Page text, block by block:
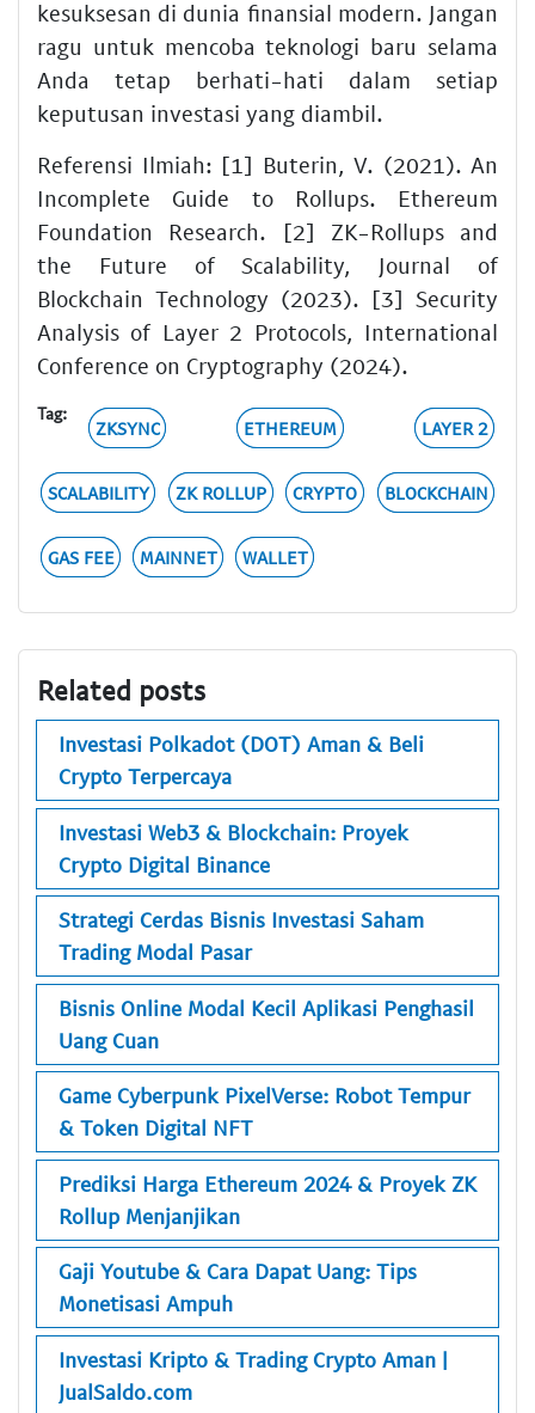
kesuksesan di dunia finansial modern. Jangan
ragu untuk mencoba teknologi baru selama
Anda tetap berhati-hati dalam setiap
keputusan investasi yang diambil.
Referensi Ilmiah: [1] Buterin, V. (2021). An
Incomplete Guide to Rollups. Ethereum
Foundation Research. [2] ZK-Rollups and
the Future of Scalability, Journal of
Blockchain Technology (2023). [3] Security
Analysis of Layer 2 Protocols, International
Conference on Cryptography (2024).
Tag:
ZKSYNC ETHEREUM LAYER 2
SCALABILITY ZK ROLLUP CRYPTO BLOCKCHAIN
GAS FEE MAINNET WALLET
Related posts
Investasi Polkadot (DOT) Aman & Beli
Crypto Terpercaya
Investasi Web3 & Blockchain: Proyek
Crypto Digital Binance
Strategi Cerdas Bisnis Investasi Saham
Trading Modal Pasar
Bisnis Online Modal Kecil Aplikasi Penghasil
Uang Cuan
Game Cyberpunk PixelVerse: Robot Tempur
& Token Digital NFT
Prediksi Harga Ethereum 2024 & Proyek ZK
Rollup Menjanjikan
Gaji Youtube & Cara Dapat Uang: Tips
Monetisasi Ampuh
Investasi Kripto & Trading Crypto Aman |
JualSaldo.com